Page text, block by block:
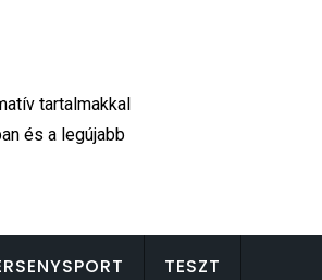
tartalmakkal
és a legújabb
TESZT